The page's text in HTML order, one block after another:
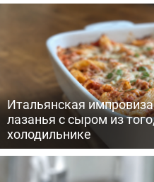
Итальянская
лазанья с сыром из
холодильнике